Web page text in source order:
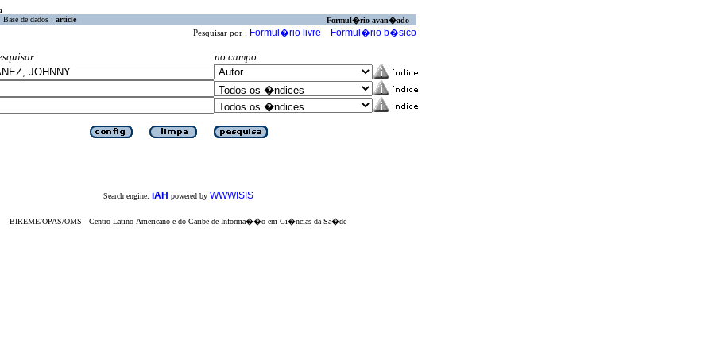
Base de dados : article Formul�rio avan�ado
Pesquisar por : Formul�rio livre Formul�rio b�sico
no campo
Search engine: iAH powered by WWWISIS
BIREME/OPAS/OMS - Centro Latino-Americano e do Caribe de Informa��o em Ci�ncias da Sa�de